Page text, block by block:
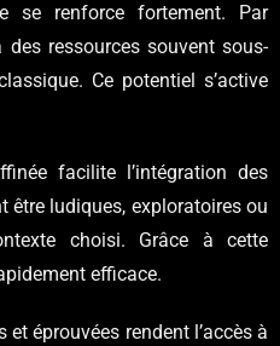
se renforce fortement. Par
des ressources souvent sous-
Ce potentiel s’active
facilite l’intégration des
être ludiques, exploratoires ou
choisi. Grâce à cette
efficace.
éprouvées rendent l’accès à